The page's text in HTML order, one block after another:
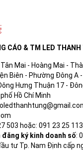
CÁO & TM LED THANH
Mai - Hoàng Mai -
Biên - Phường Đông A -
Hưng Thuận 17 -
Hồ Chí Minh
503 hoặc: 091 23 25 113
đăng ký kinh doanh số:
tư Tp. Nam Định cấp